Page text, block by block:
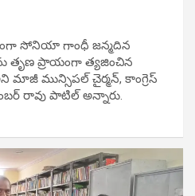
సోనియా గాంధీ జ‌న్మ‌దిన
తృణ ప్రాయంగా త్య‌జించిన
మున్సిప‌ల్ చైర్మ‌న్, కాంగ్రెస్
రావు పాటిల్ అన్నారు.